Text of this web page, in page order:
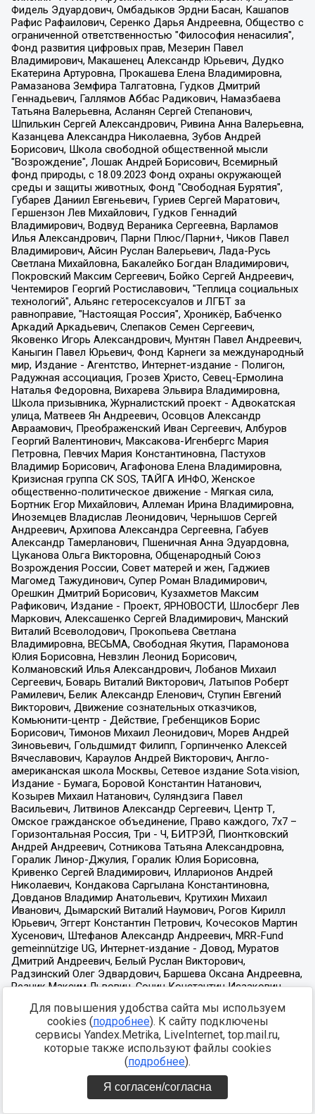
Для повышения удобства сайта мы используем
cookies (подробнее). К сайту подключены
сервисы Yandex.Metrika, LiveInternet, top.mail.ru,
которые также используют файлы cookies
(подробнее).
Я согласен/согласна